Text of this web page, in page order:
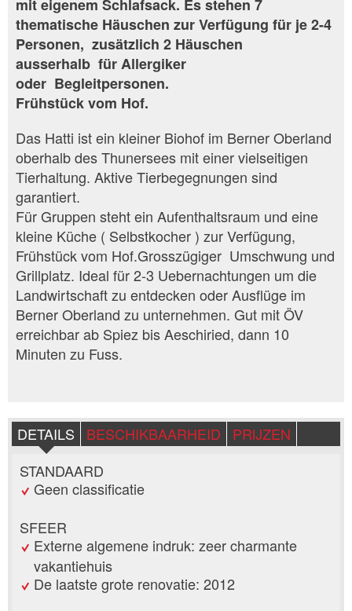
mit eigenem Schlafsack. Es stehen 7
thematische Häuschen zur Verfügung für je 2-4
Personen, zusätzlich 2 Häuschen
ausserhalb für Allergiker
oder Begleitpersonen.
Frühstück vom Hof.
Das Hatti ist ein kleiner Biohof im Berner Oberland
oberhalb des Thunersees mit einer vielseitigen
Tierhaltung. Aktive Tierbegegnungen sind
garantiert.
Für Gruppen steht ein Aufenthaltsraum und eine
kleine Küche ( Selbstkocher ) zur Verfügung,
Frühstück vom Hof.Grosszügiger Umschwung und
Grillplatz. Ideal für 2-3 Uebernachtungen um die
Landwirtschaft zu entdecken oder Ausflüge im
Berner Oberland zu unternehmen. Gut mit ÖV
erreichbar ab Spiez bis Aeschiried, dann 10
Minuten zu Fuss.
DETAILS BESCHIKBAARHEID
PRIJZEN
STANDAARD
Geen classificatie
SFEER
Externe algemene indruk: zeer charmante
vakantiehuis
De laatste grote renovatie: 2012